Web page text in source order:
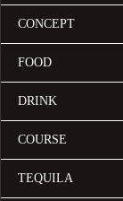
CONCEPT
FOOD
DRINK
COURSE
TEQUILA